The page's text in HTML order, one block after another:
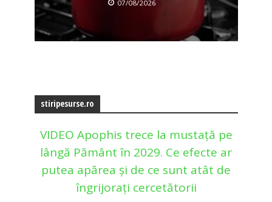
07/08/2026
stiripesurse.ro
VIDEO Apophis trece la mustață pe
lângă Pământ în 2029. Ce efecte ar
putea apărea și de ce sunt atât de
îngrijorați cercetătorii